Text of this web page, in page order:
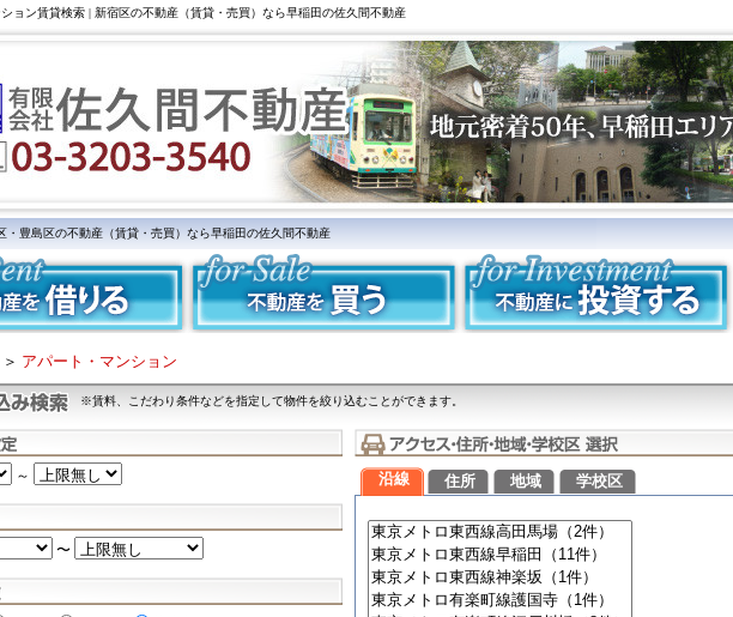
ョン賃貸検索 | 新宿区の不動産（賃貸・売買）なら早稲田の佐久間不動産
・豊島区の不動産（賃貸・売買）なら早稲田の佐久間不動産
＞ アパート・マンション
※賃料、こだわり条件などを指定して物件を絞り込むことができます。
～
〜
沿線 住所 地域 学校区